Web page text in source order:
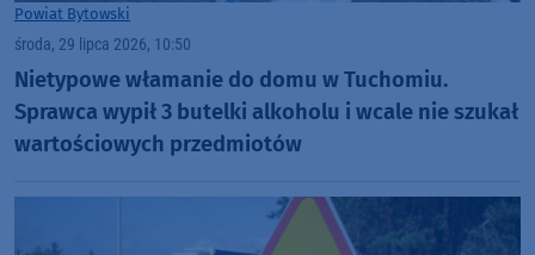
Powiat Bytowski
środa, 29 lipca 2026, 10:50
Nietypowe włamanie do domu w Tuchomiu.
Sprawca wypił 3 butelki alkoholu i wcale nie szukał
wartościowych przedmiotów